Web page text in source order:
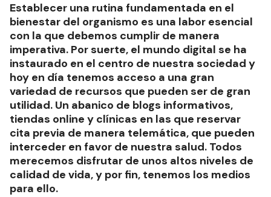
Establecer una rutina fundamentada en el
bienestar del organismo es una labor esencial
con la que debemos cumplir de manera
imperativa. Por suerte, el mundo digital se ha
instaurado en el centro de nuestra sociedad y
hoy en día tenemos acceso a una gran
variedad de recursos que pueden ser de gran
utilidad. Un abanico de blogs informativos,
tiendas online y clínicas en las que reservar
cita previa de manera telemática, que pueden
interceder en favor de nuestra salud. Todos
merecemos disfrutar de unos altos niveles de
calidad de vida, y por fin, tenemos los medios
para ello.